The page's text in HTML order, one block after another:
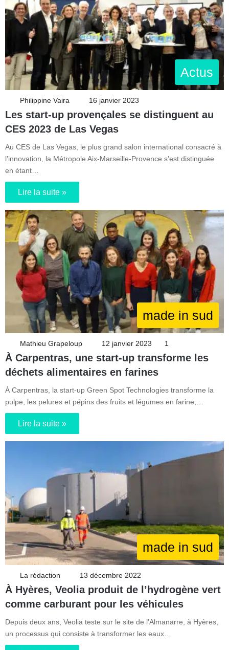
Actus
Philippine Vaira 16 janvier 2023
Les start-up provençales se distinguent au
CES 2023 de Las Vegas
Au CES de Las Vegas, le plus grand salon international consacré à
l’innovation, la Métropole Aix-Marseille-Provence s’est distinguée
en étant…
Lire la suite »
made in sud
Mathieu Grapeloup 12 janvier 2023 1
À Carpentras, une start-up transforme les
déchets alimentaires en farines
À Carpentras, la start-up Green Spot Technologies transforme la
pulpe, les pelures et pépins des fruits et légumes en farine,…
Lire la suite »
made in sud
La rédaction 13 décembre 2022
À Hyères, Veolia produit de l’hydrogène vert
comme carburant pour les véhicules
Depuis deux ans, Veolia teste sur le site de l’Almanarre, à Hyères,
un processus qui consiste à transformer les eaux…